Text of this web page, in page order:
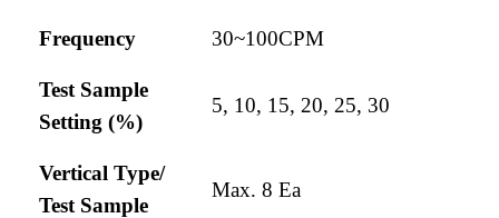
Frequency 30~100CPM
Test Sample
Setting (%)
5, 10, 15, 20, 25, 30
Vertical Type/
Test Sample
Max. 8 Ea